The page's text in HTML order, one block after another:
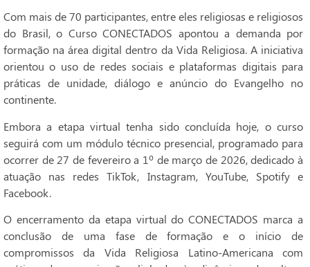
Com mais de 70 participantes, entre eles religiosas e religiosos
do Brasil, o Curso CONECTADOS apontou a demanda por
formação na área digital dentro da Vida Religiosa. A iniciativa
orientou o uso de redes sociais e plataformas digitais para
práticas de unidade, diálogo e anúncio do Evangelho no
continente.
Embora a etapa virtual tenha sido concluída hoje, o curso
seguirá com um módulo técnico presencial, programado para
ocorrer de 27 de fevereiro a 1º de março de 2026, dedicado à
atuação nas redes TikTok, Instagram, YouTube, Spotify e
Facebook.
O encerramento da etapa virtual do CONECTADOS marca a
conclusão de uma fase de formação e o início de
compromissos da Vida Religiosa Latino-Americana com